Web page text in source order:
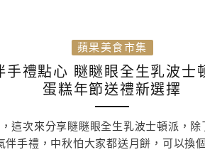
蘋果美食市集
手禮點心 瞇瞇眼全生乳波士
蛋糕年節送禮新選擇
這次來分享瞇瞇眼全生乳波士頓派，除
伴手禮，中秋怕大家都送月餅，可以換